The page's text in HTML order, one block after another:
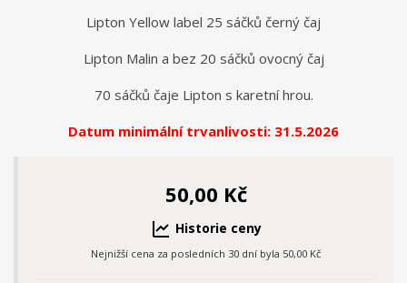
Lipton Yellow label 25 sáčků černý čaj
Lipton Malin a bez 20 sáčků ovocný čaj
70 sáčků čaje Lipton s karetní hrou.
Datum minimální trvanlivosti: 31.5.2026
50,00 Kč
Historie ceny
Nejnižší cena za posledních 30 dní byla 50,00 Kč